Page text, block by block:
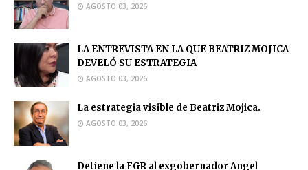
AGOSTO 03, 2026
LA ENTREVISTA EN LA QUE BEATRIZ MOJICA
DEVELÓ SU ESTRATEGIA
AGOSTO 03, 2026
La estrategia visible de Beatriz Mojica.
AGOSTO 03, 2026
Detiene la FGR al exgobernador Angel